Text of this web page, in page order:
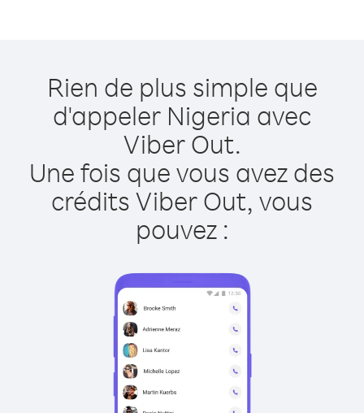
Rien de plus simple que
d'appeler Nigeria avec
Viber Out.
Une fois que vous avez des
crédits Viber Out, vous
pouvez :